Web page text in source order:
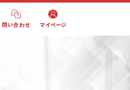
問い合わせ マイページ